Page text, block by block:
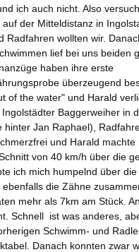
ich auch nicht. Also
auf der Mitteldistanz in
Radfahren wollten wir.
lief bei uns beiden
haben ihre erste
überzeugend
of the water" und Harald
Baggerweiher in
hinter Jan Raphael),
und Harald machte
von 40 km/h über die
ich mich humpelnd über
ebenfalls die Zähne
mehr als 7km am Stück.
Schnell ist was anderes,
Schwimm- und
Danach konnten zwar